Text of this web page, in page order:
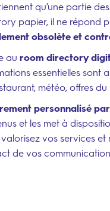
qu’une partie
papier, il ne répond
obsolète et
au room directory
essentielles sont
météo, offres
personnalisé
et les met à
vos services
de vos